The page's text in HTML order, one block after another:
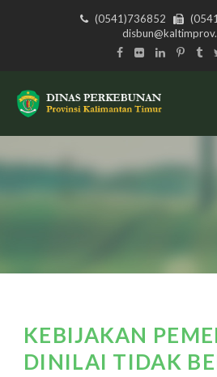
(0541)736852
KEBIJAKAN
DINILAI TIDAK